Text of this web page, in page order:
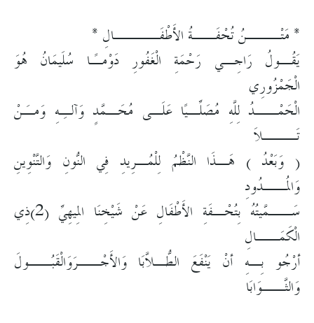
* مَتْـــنُ تُحْفَــةُ الأَطْفَــــالِ *
يَقُـولُ رَاجِـي رَحْمَةِ الْغَفُورِ دَوْمـًا سُلَيمَانُ هُوَ
الْجَمْزُورِي
الْحَمْــدُ لِلَّهِ مُصَلِّـيًا عَلَـى مُحَـمَّدٍ وَآلـِهِ وَمـَنْ
تَـــلاَ
( وَبَعْدُ ) هَـذَا النَّظْمُ لِلْمُـرِيدِ فِي النُّونِ وَالتَّنْوِينِ
وَالمُــدُودِ
سَــمَّيتُهُ بِتُحْـفَةِ الأَطْفَالِ عَنْ شَيْخِنَا المِيهِيِّ (2)ذِي
الْكَمَــالِ
أرْجُو بِـهِ أنْ يَنْفَعَ الطُّـلاَّبَا وَالأَجْــرَوَالْقَبُــولَ
وَالثَّــوَابَا